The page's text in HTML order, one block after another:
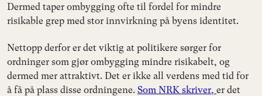
Dermed taper ombygging ofte til fordel for mindre
risikable grep med stor innvirkning på byens identitet.
Nettopp derfor er det viktig at politikere sørger for
ordninger som gjør ombygging mindre risikabelt, og
dermed mer attraktivt. Det er ikke all verdens med tid for
å få på plass disse ordningene. Som NRK skriver, er det